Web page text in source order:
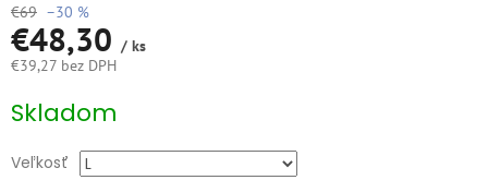
€69 –30 %
€48,30 / ks
€39,27 bez DPH
cena:
Skladom
Veľkosť